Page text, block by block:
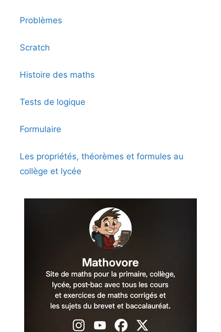
Problèmes
Scratch
Histoire des maths
Tests de logique
Formulaire
Les propriétés, théorèmes et formules au
collège et lycée